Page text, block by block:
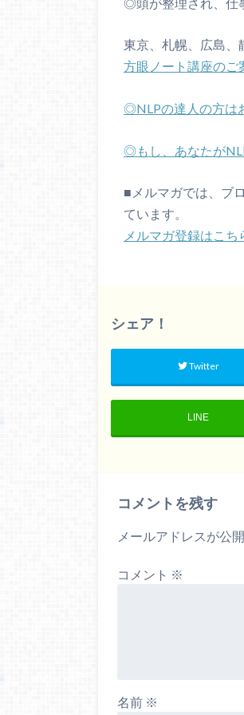
東京、札幌、広島、
方眼ノート講座のご
◎NLPの達人の方は
◎もし、あなたが
■ メルマガでは、ブ
ています。
メルマガ登録はこち
シェア！
Twitter
LINE
コメントを残す
メールアドレスが公
コメント ※
名前 ※